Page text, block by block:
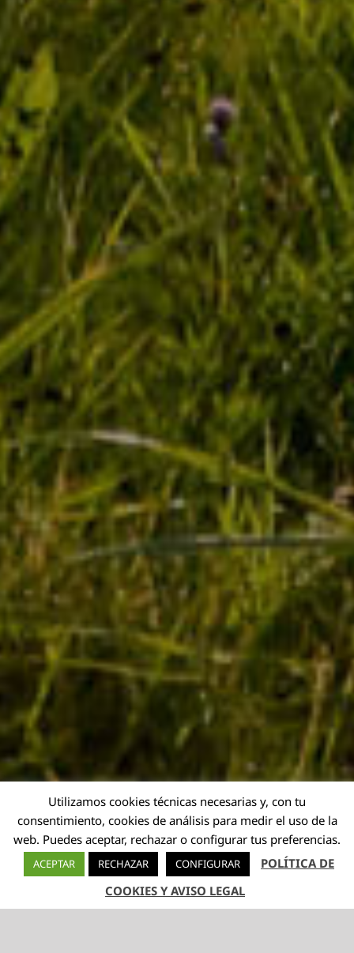
Utilizamos cookies técnicas necesarias y, con tu
consentimiento, cookies de análisis para medir el uso de la
web. Puedes aceptar, rechazar o configurar tus preferencias.
ACEPTAR RECHAZAR CONFIGURAR
POLÍTICA DE
COOKIES Y AVISO LEGAL